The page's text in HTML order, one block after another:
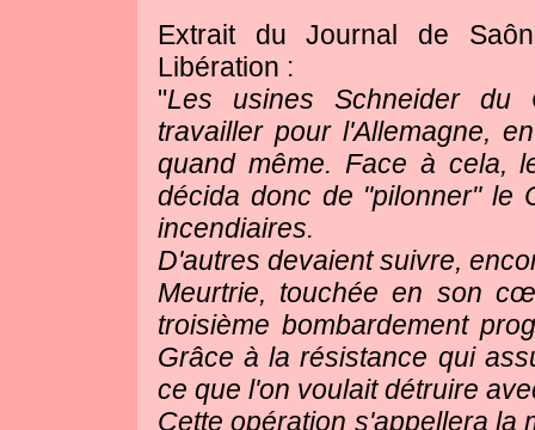
Extrait du Journal de
Libération :
"Les usines Schneider du
travailler pour l'Allemagne,
quand même. Face à cela,
décida donc de "pilonner" le
incendiaires.
D'autres devaient suivre,
Meurtrie, touchée en son
troisième bombardement
Grâce à la résistance qui
ce que l'on voulait détruire
Cette opération s'appellera la